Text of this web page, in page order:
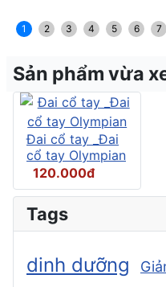
1 2 3 4 5 6 7
Sản phẩm vừa
Đai cổ tay _Đai
cổ tay Olympian
120.000đ
Tags
dinh dưỡng